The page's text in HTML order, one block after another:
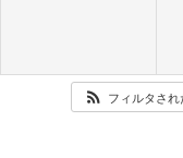
フィルタさ